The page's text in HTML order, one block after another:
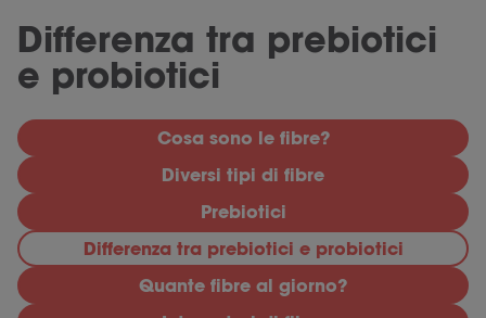
Differenza tra prebiotici
e probiotici
Cosa sono le fibre?
Diversi tipi di fibre
Prebiotici
Differenza tra prebiotici e probiotici
Quante fibre al giorno?